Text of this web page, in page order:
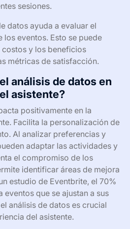
sesiones.
datos ayuda a evaluar el
los eventos. Esto se puede
y los beneficios
métricas de satisfacción.
análisis de datos en
asistente?
positivamente en la
Facilita la personalización de
Al analizar preferencias y
adaptar las actividades y
el compromiso de los
identificar áreas de mejora
estudio de Eventbrite, el 70%
eventos que se ajustan a sus
análisis de datos es crucial
del asistente.